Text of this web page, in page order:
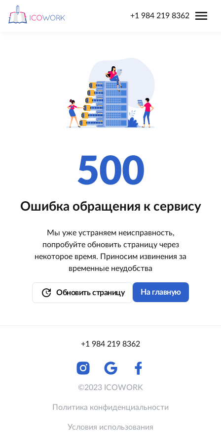
+1 984 219 8362 menu
500
Ошибка обращения к сервису
Мы уже устраняем неисправность,
попробуйте обновить страницу через
некоторое время. Приносим извинения за
временные неудобства
update Обновить страницу На главную
+1 984 219 8362
©2023 ICOWORK
Политика конфиденциальности
Условия использования